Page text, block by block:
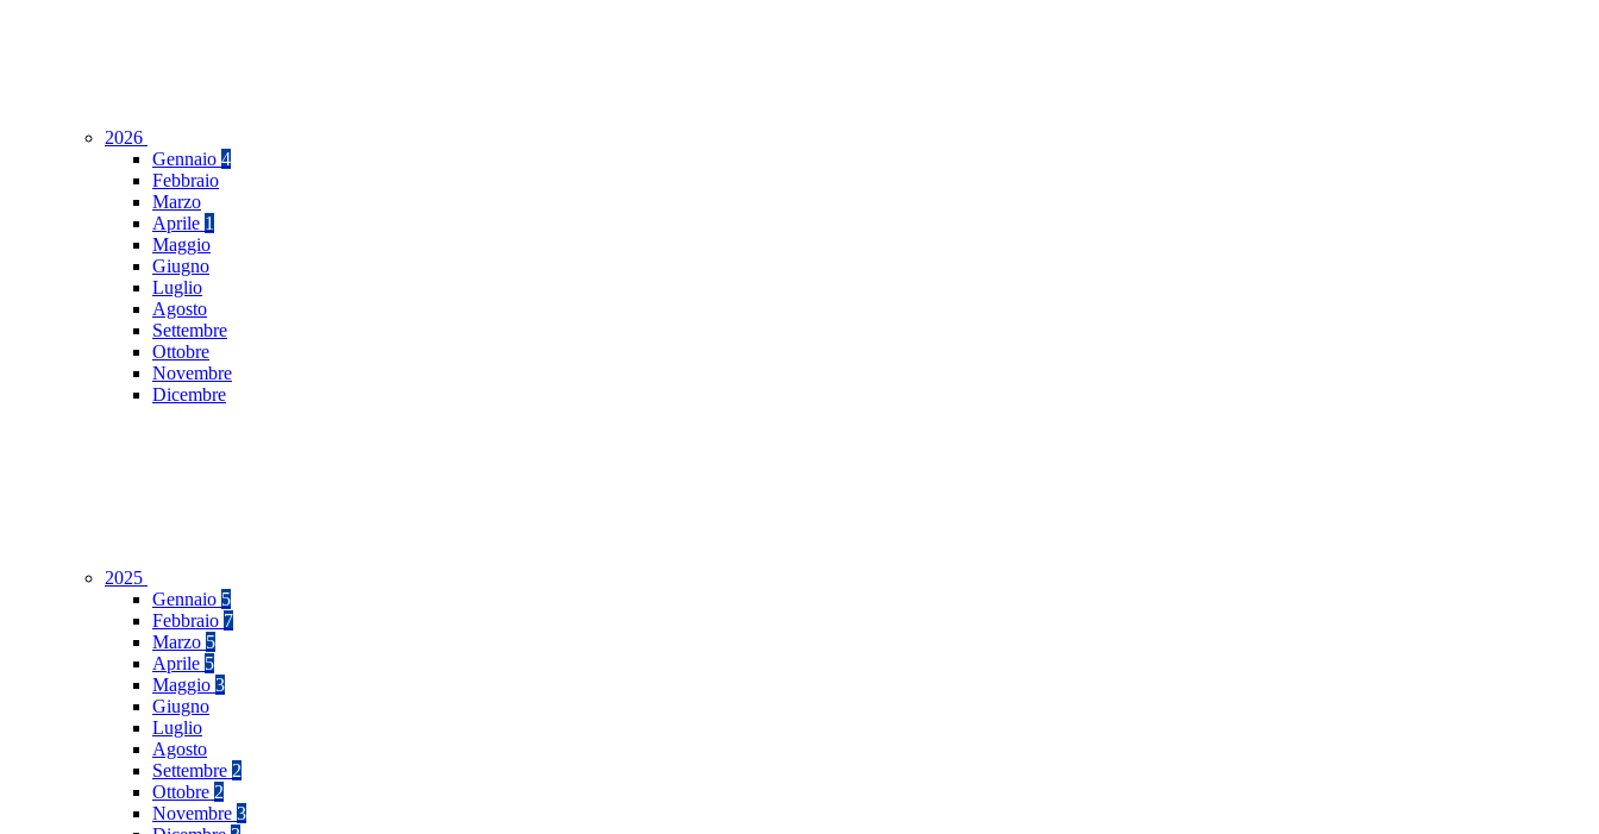
2026
Gennaio 4
Febbraio
Marzo
Aprile 1
Maggio
Giugno
Luglio
Agosto
Settembre
Ottobre
Novembre
Dicembre
2025
Gennaio 5
Febbraio 7
Marzo 5
Aprile 5
Maggio 3
Giugno
Luglio
Agosto
Settembre 2
Ottobre 2
Novembre 3